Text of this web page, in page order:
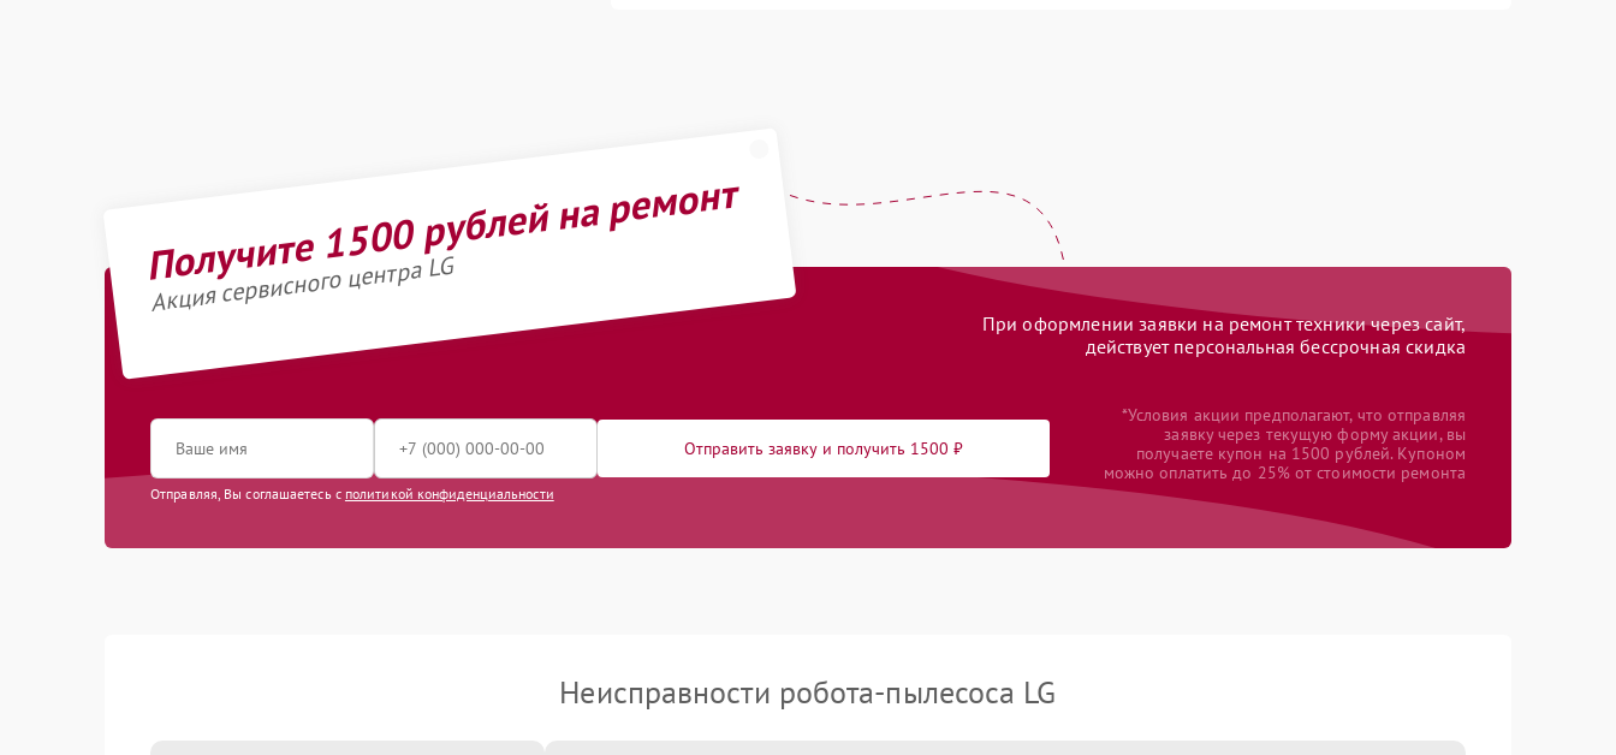
Получите 1500 рублей на ремонт
Акция сервисного центра LG
При оформлении заявки на ремонт техники через сайт,
действует персональная бессрочная скидка
Отправить заявку и получить 1500 ₽
Отправляя, Вы соглашаетесь с политикой конфиденциальности
*Условия акции предполагают, что отправляя
заявку через текущую форму акции, вы
получаете купон на 1500 рублей. Купоном
можно оплатить до 25% от стоимости ремонта
Неисправности робота-пылесоса LG